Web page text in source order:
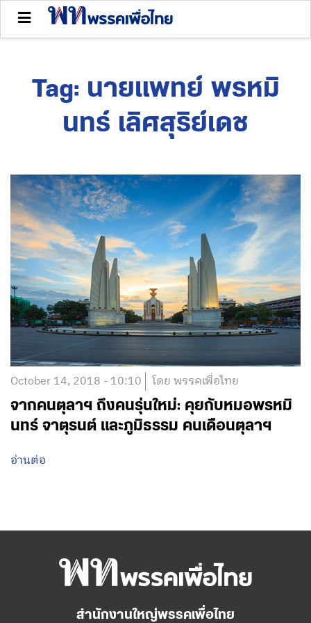
Tag: นายแพทย์ พรหมิ
นทร์ เลิศสุริย์เดช
October 14, 2018 - 10:10 โดย พรรคเพื่อไทย
จากคนตุลาฯ ถึงคนรุ่นใหม่: คุยกับหมอพรหมิ
นทร์ จาตุรนต์ และภูมิธรรม คนเดือนตุลาฯ
อ่านต่อ
สำนักงานใหญ่พรรคเพื่อไทย